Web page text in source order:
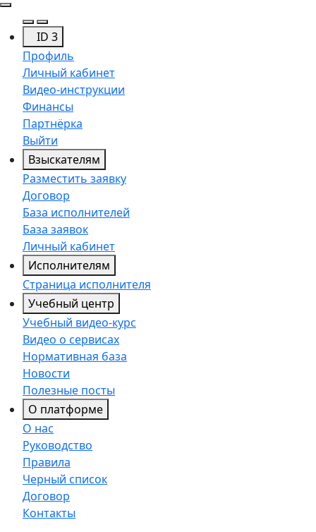
ID 3
Профиль
Личный кабинет
Видео-инструкции
Финансы
Партнёрка
Выйти
Взыскателям
Разместить заявку
Договор
База исполнителей
База заявок
Личный кабинет
Исполнителям
Страница исполнителя
Учебный центр
Учебный видео-курс
Видео о сервисах
Нормативная база
Новости
Полезные посты
О платформе
О нас
Руководство
Правила
Черный список
Договор
Контакты